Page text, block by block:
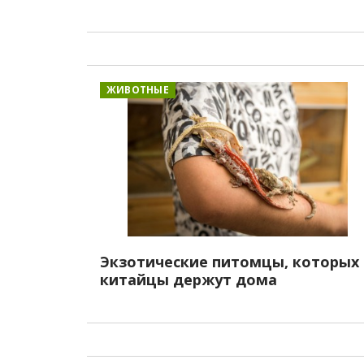
ЖИВОТНЫЕ
Экзотические питомцы, которых
китайцы держут дома